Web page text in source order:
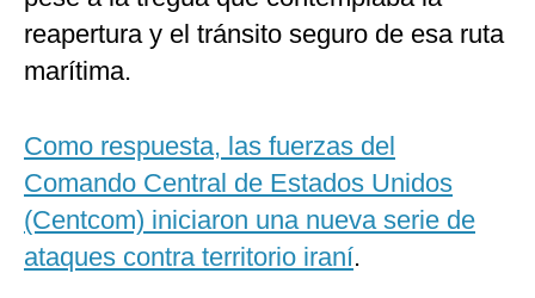
reapertura y el tránsito seguro de esa ruta
marítima.
Como respuesta, las fuerzas del
Comando Central de Estados Unidos
(Centcom) iniciaron una nueva serie de
ataques contra territorio iraní.